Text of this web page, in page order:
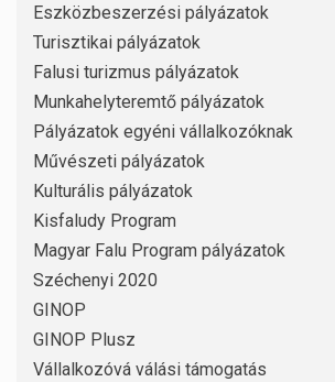
Eszközbeszerzési pályázatok
Turisztikai pályázatok
Falusi turizmus pályázatok
Munkahelyteremtő pályázatok
Pályázatok egyéni vállalkozóknak
Művészeti pályázatok
Kulturális pályázatok
Kisfaludy Program
Magyar Falu Program pályázatok
Széchenyi 2020
GINOP
GINOP Plusz
Vállalkozóvá válási támogatás